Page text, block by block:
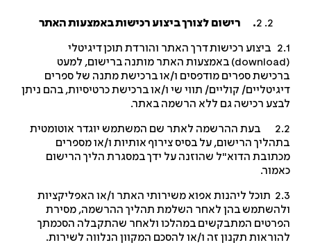
. רישום לצורך ביצוע רכישות באמצעות האתר
2.1 ביצוע רכישות דרך האתר והורדת תוכן דיגיטלי
) באמצעות האתר מותנה ברישום, למעט
ספרים מודפסים ו/או ברכישת מתנה של ספרים
קוליים/ תווי שי ו/או ברכישת כרטיסיות, בהם ניתן
רכישה גם ללא הרשמה באתר.
2.2 בעת ההרשמה לאתר שם המשתמש יוגדר אוטומטית
הרישום, על בסיס צירוף אותיות ו/או מספרים
הדוא"ל שהוזנה על ידך במסגרת הליך הרישום
2.3 תוכל ליהנות אפוא משירותי האתר ו/או האפליקציות
בהן לאחר השלמת תהליך ההרשמה, מסירת
המתבקשים במהלכו ולאחר שהתקבלה הסכמתך
תקנון זה ו/או להסכם המקוון הנלווה לשירות.